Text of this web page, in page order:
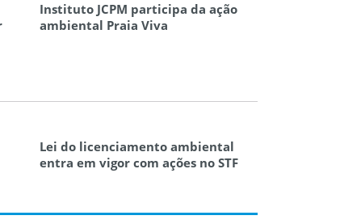
Instituto JCPM participa da ação
ambiental Praia Viva
Lei do licenciamento ambiental
entra em vigor com ações no STF